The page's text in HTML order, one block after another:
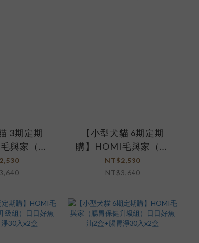
3期定期
與家（護
）日日好
眼30入x2
【小型犬貓 6期定期
購】HOMI毛與家（護
眼睛亮升級組）日日好
魚油2盒+晶亮眼30入x2
NT$2,530
NT$3,640